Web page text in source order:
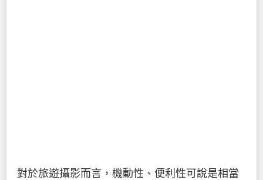
對於旅遊攝影而言，機動性、便利性可說是相當